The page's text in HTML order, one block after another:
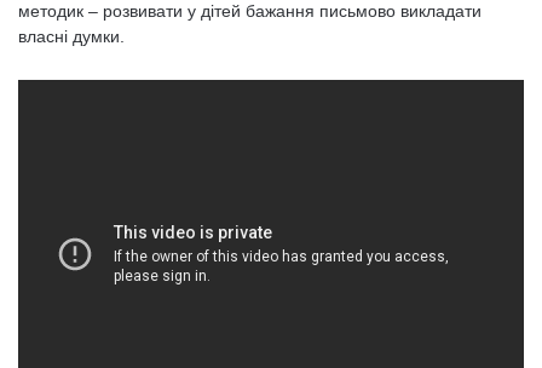
методик – розвивати у дітей бажання письмово викладати
власні думки.